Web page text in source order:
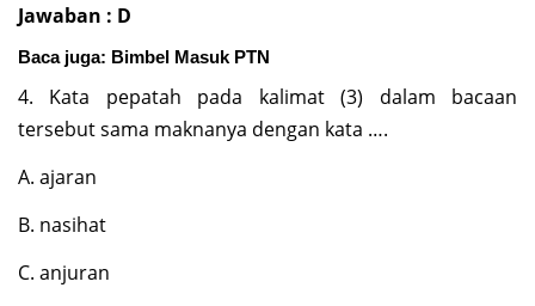
Jawaban : D
Baca juga: Bimbel Masuk PTN
4. Kata pepatah pada kalimat (3) dalam bacaan
tersebut sama maknanya dengan kata ….
A. ajaran
B. nasihat
C. anjuran